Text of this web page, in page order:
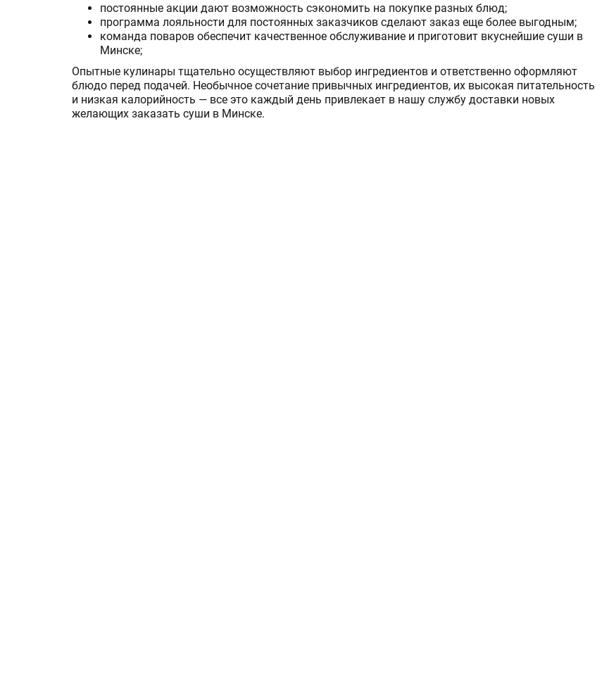
постоянные акции дают возможность сэкономить на покупке разных блюд;
программа лояльности для постоянных заказчиков сделают заказ еще более выгодным;
команда поваров обеспечит качественное обслуживание и приготовит вкуснейшие суши в
Минске;
Опытные кулинары тщательно осуществляют выбор ингредиентов и ответственно оформляют
блюдо перед подачей. Необычное сочетание привычных ингредиентов, их высокая питательность
и низкая калорийность — все это каждый день привлекает в нашу службу доставки новых
желающих заказать суши в Минске.